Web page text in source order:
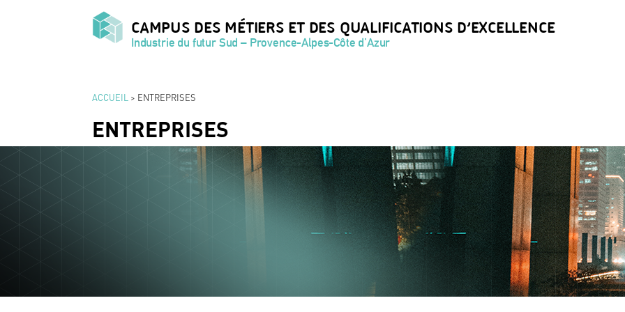
CAMPUS DES MÉTIERS ET DES QUALIFICATIONS D’EXCELLENCE
Industrie du futur Sud – Provence-Alpes-Côte d’Azur
ACCUEIL > ENTREPRISES
ENTREPRISES